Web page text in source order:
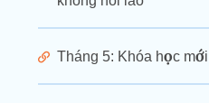
Tháng 5: Khóa học